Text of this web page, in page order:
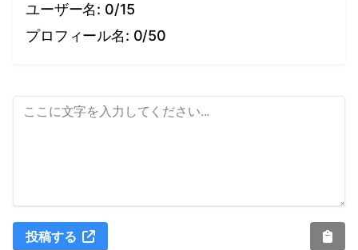
ユーザー名: 0/15
プロフィール名: 0/50
投稿する